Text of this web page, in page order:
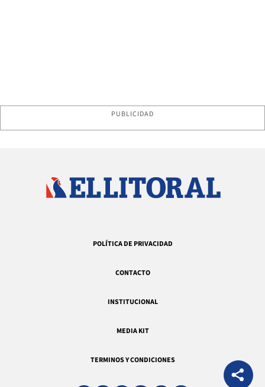
PUBLICIDAD
POLÍTICA DE PRIVACIDAD
CONTACTO
INSTITUCIONAL
MEDIA KIT
TERMINOS Y CONDICIONES